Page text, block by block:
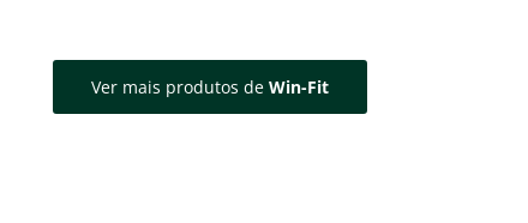
Ver mais produtos de Win-Fit